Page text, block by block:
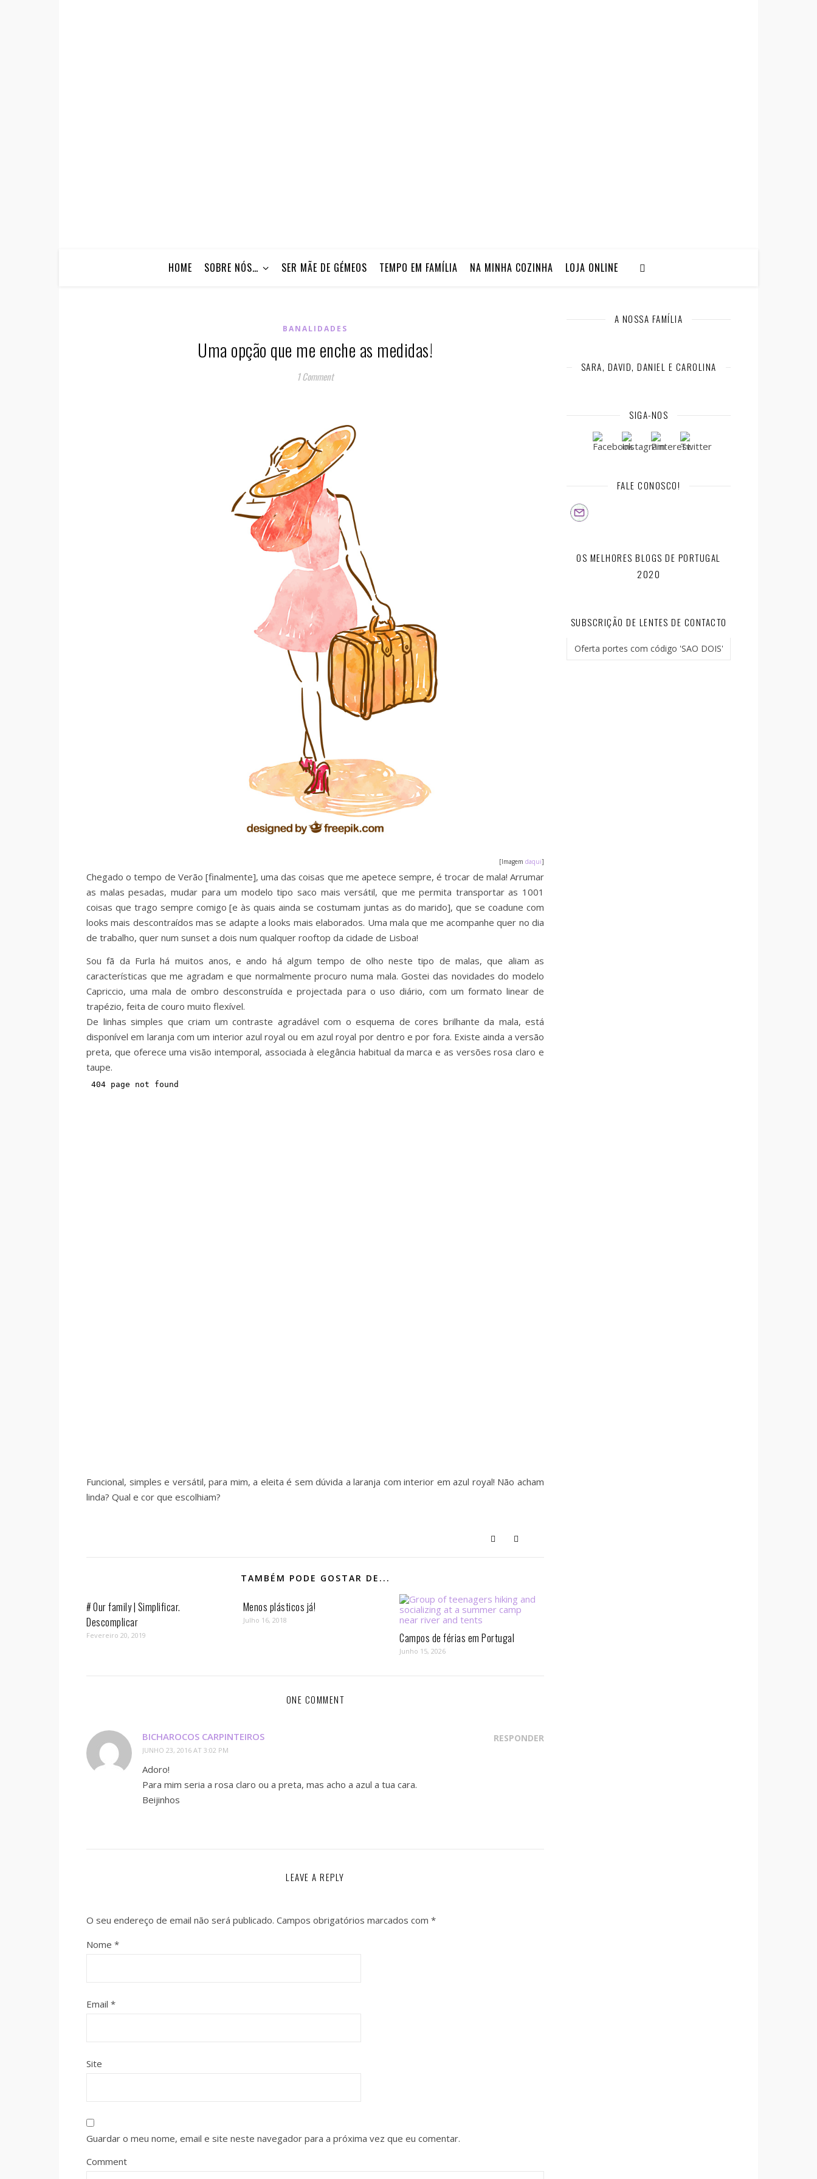
HOME SOBRE NÓS… SER MÃE DE GÉMEOS TEMPO EM FAMÍLIA NA MINHA COZINHA LOJA ONLINE
BANALIDADES
Uma opção que me enche as medidas!
1 Comment
[Imagem daqui]
Chegado o tempo de Verão [finalmente], uma das coisas que me apetece sempre, é trocar de mala! Arrumar
as malas pesadas, mudar para um modelo tipo saco mais versátil, que me permita transportar as 1001
coisas que trago sempre comigo [e às quais ainda se costumam juntas as do marido], que se coadune com
looks mais descontraídos mas se adapte a looks mais elaborados. Uma mala que me acompanhe quer no dia
de trabalho, quer num sunset a dois num qualquer rooftop da cidade de Lisboa!
Sou fã da Furla há muitos anos, e ando há algum tempo de olho neste tipo de malas, que aliam as
características que me agradam e que normalmente procuro numa mala. Gostei das novidades do modelo
Capriccio, uma mala de ombro desconstruída e projectada para o uso diário, com um formato linear de
trapézio, feita de couro muito flexível.
De linhas simples que criam um contraste agradável com o esquema de cores brilhante da mala, está
disponível em laranja com um interior azul royal ou em azul royal por dentro e por fora. Existe ainda a versão
preta, que oferece uma visão intemporal, associada à elegância habitual da marca e as versões rosa claro e
taupe.
Funcional, simples e versátil, para mim, a eleita é sem dúvida a laranja com interior em azul royal! Não acham
linda? Qual e cor que escolhiam?
TAMBÉM PODE GOSTAR DE...
# Our family | Simplificar.
Descomplicar
Fevereiro 20, 2019
Menos plásticos já!
Julho 16, 2018
Campos de férias em Portugal
Junho 15, 2026
ONE COMMENT
BICHAROCOS CARPINTEIROS
JUNHO 23, 2016 AT 3:02 PM
RESPONDER
Adoro!
Para mim seria a rosa claro ou a preta, mas acho a azul a tua cara.
Beijinhos
LEAVE A REPLY
O seu endereço de email não será publicado. Campos obrigatórios marcados com *
Nome *
Email *
Site
Guardar o meu nome, email e site neste navegador para a próxima vez que eu comentar.
Comment
A NOSSA FAMÍLIA
SARA, DAVID, DANIEL E CAROLINA
SIGA-NOS
FALE CONOSCO!
OS MELHORES BLOGS DE PORTUGAL
2020
SUBSCRIÇÃO DE LENTES DE CONTACTO
Oferta portes com código 'SAO DOIS'